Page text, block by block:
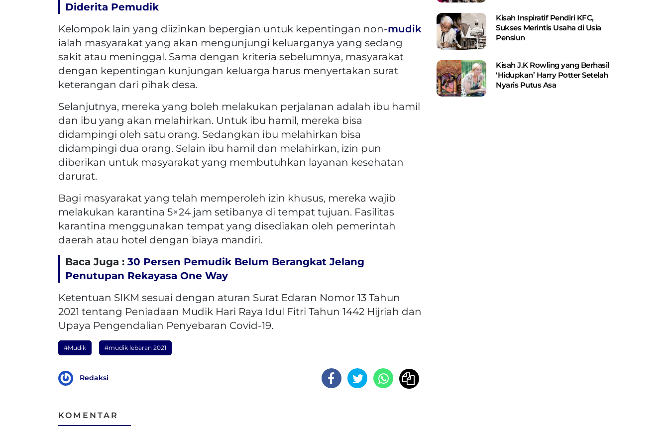
Diderita Pemudik
Kelompok lain yang diizinkan bepergian untuk kepentingan non-mudik
ialah masyarakat yang akan mengunjungi keluarganya yang sedang
sakit atau meninggal. Sama dengan kriteria sebelumnya, masyarakat
dengan kepentingan kunjungan keluarga harus menyertakan surat
keterangan dari pihak desa.
Selanjutnya, mereka yang boleh melakukan perjalanan adalah ibu hamil
dan ibu yang akan melahirkan. Untuk ibu hamil, mereka bisa
didampingi oleh satu orang. Sedangkan ibu melahirkan bisa
didampingi dua orang. Selain ibu hamil dan melahirkan, izin pun
diberikan untuk masyarakat yang membutuhkan layanan kesehatan
darurat.
Bagi masyarakat yang telah memperoleh izin khusus, mereka wajib
melakukan karantina 5×24 jam setibanya di tempat tujuan. Fasilitas
karantina menggunakan tempat yang disediakan oleh pemerintah
daerah atau hotel dengan biaya mandiri.
Baca Juga : 30 Persen Pemudik Belum Berangkat Jelang
Penutupan Rekayasa One Way
Ketentuan SIKM sesuai dengan aturan Surat Edaran Nomor 13 Tahun
2021 tentang Peniadaan Mudik Hari Raya Idul Fitri Tahun 1442 Hijriah dan
Upaya Pengendalian Penyebaran Covid-19.
#Mudik #mudik lebaran 2021
Redaksi
KOMENTAR
Kisah Inspiratif Pendiri KFC,
Sukses Merintis Usaha di Usia
Pensiun
Kisah J.K Rowling yang Berhasil
‘Hidupkan’ Harry Potter Setelah
Nyaris Putus Asa